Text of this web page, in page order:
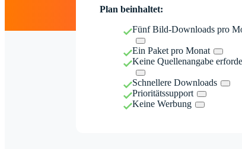
Plan beinhaltet:
Fünf Bild-Downloads pro
Ein Paket pro Monat
Keine Quellenangabe
Schnellere Downloads
Prioritätssupport
Keine Werbung